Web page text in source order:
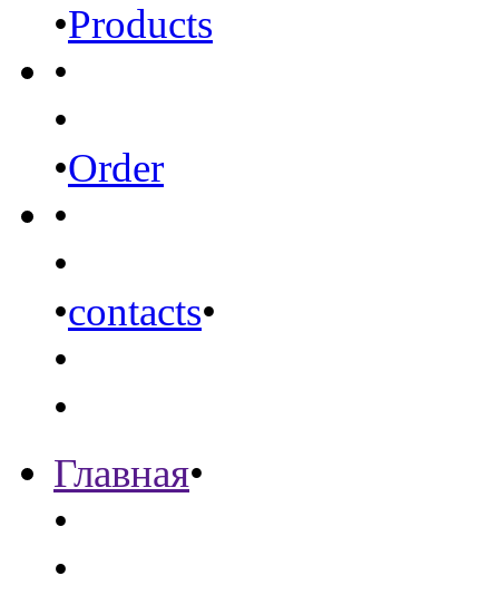
•Products
•
•
•Order
•
•
•contacts•
•
•
Главная•
•
•